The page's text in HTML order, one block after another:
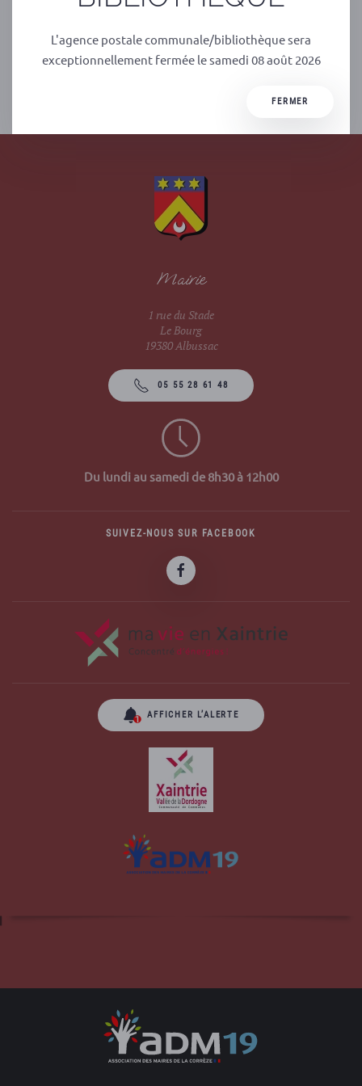
Mairie
1 rue du Stade
Le Bourg
19380 Albussac
05 55 28 61 48
Du lundi au samedi de 8h30 à 12h00
SUIVEZ-NOUS SUR FACEBOOK
AFFICHER L’ALERTE
L'agence postale communale/bibliothèque sera
exceptionnellement fermée le samedi 08 août 2026
FERMER